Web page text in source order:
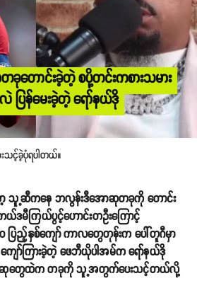
ောင်းခဲ့တဲ့ စပို့တင်းကစားသမား
ြန်မေးခဲ့တဲ့ ရော်နယ်ဒို
င့်ခဲ့ပုံရပါတယ်။
ာ့ သူ့ဆီကနေ ဘလွန်းဒီအောဆုတခုကို တောင်း
ဒမီကြယ်ပွင့်ဟောင်းတဦးကြောင့်
ပြည့်နှစ်ကျော် ကာလတွေတုန်းက ပေါ်တူဂီမှာ
ော်ကြားခဲ့တဲ့ ဖေဘီယိုပါအမ်က ရော်နယ်ဒို
ဆုတွေထဲက တခုကို သူ့အတွက်ပေးသင့်တယ်လို့